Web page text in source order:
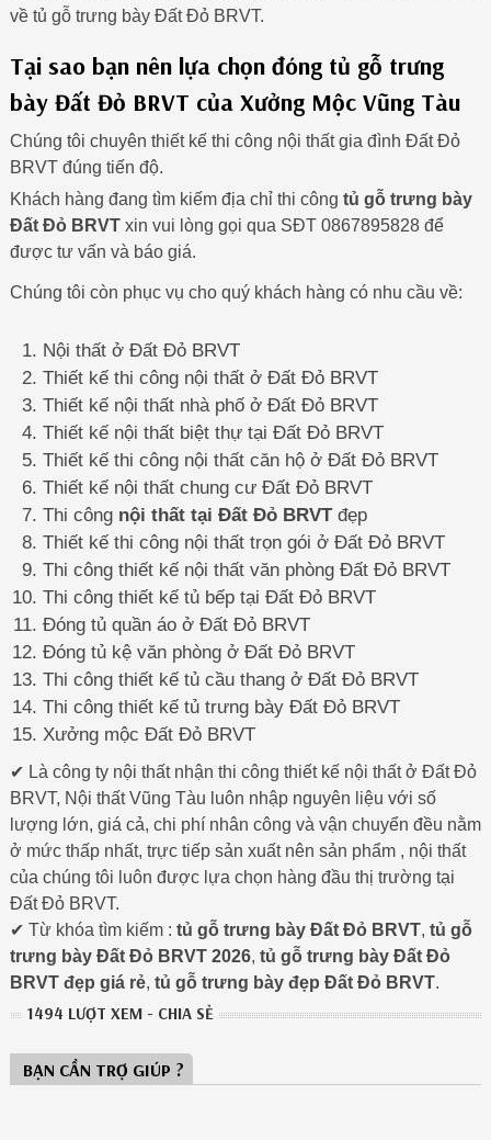
về tủ gỗ trưng bày Đất Đỏ BRVT.
Tại sao bạn nên lựa chọn đóng tủ gỗ trưng
bày Đất Đỏ BRVT của Xưởng Mộc Vũng Tàu
Chúng tôi chuyên thiết kế thi công nội thất gia đình Đất Đỏ
BRVT đúng tiến độ.
Khách hàng đang tìm kiếm địa chỉ thi công tủ gỗ trưng bày
Đất Đỏ BRVTxin vui lòng gọi qua SĐT 0867895828 để
được tư vấn và báo giá.
Chúng tôi còn phục vụ cho quý khách hàng có nhu cầu về:
Nội thất ở Đất Đỏ BRVT
Thiết kế thi công nội thất ở Đất Đỏ BRVT
Thiết kế nội thất nhà phố ở Đất Đỏ BRVT
Thiết kế nội thất biệt thự tại Đất Đỏ BRVT
Thiết kế thi công nội thất căn hộ ở Đất Đỏ BRVT
Thiết kế nội thất chung cư Đất Đỏ BRVT
Thi công nội thất tại Đất Đỏ BRVTđẹp
Thiết kế thi công nội thất trọn gói ở Đất Đỏ BRVT
Thi công thiết kế nội thất văn phòng Đất Đỏ BRVT
Thi công thiết kế tủ bếp tại Đất Đỏ BRVT
Đóng tủ quần áo ở Đất Đỏ BRVT
Đóng tủ kệ văn phòng ở Đất Đỏ BRVT
Thi công thiết kế tủ cầu thang ở Đất Đỏ BRVT
Thi công thiết kế tủ trưng bày Đất Đỏ BRVT
Xưởng mộc Đất Đỏ BRVT
✔ Là công ty nội thất nhận thi công thiết kế nội thất ở Đất Đỏ
BRVT, Nội thất Vũng Tàu luôn nhập nguyên liệu với số
lượng lớn, giá cả, chi phí nhân công và vận chuyển đều nằm
ở mức thấp nhất, trực tiếp sản xuất nên sản phẩm , nội thất
của chúng tôi luôn được lựa chọn hàng đầu thị trường tại
Đất Đỏ BRVT.
✔ Từ khóa tìm kiếm : tủ gỗ trưng bày Đất Đỏ BRVT, tủ gỗ
trưng bày Đất Đỏ BRVT 2026, tủ gỗ trưng bày Đất Đỏ
BRVT đẹp giá rẻ, tủ gỗ trưng bày đẹp Đất Đỏ BRVT.
1494 LƯỢT XEM - CHIA SẺ
BẠN CẦN TRỢ GIÚP ?